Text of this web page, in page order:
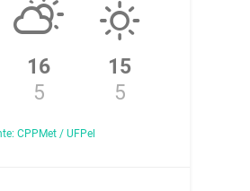
16
5
15
5
CPPMet / UFPel